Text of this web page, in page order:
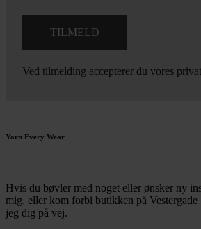
Ved tilmelding accepterer du vores
Yarn Every Wear
Hvis du bøvler med noget eller ønsker ny
mig, eller kom forbi butikken på
jeg dig på vej.